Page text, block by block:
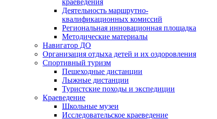
краеведения
Деятельность маршрутно-
квалификационных комиссий
Региональная инновационная площадка
Методические материалы
Навигатор ДО
Организация отдыха детей и их оздоровления
Спортивный туризм
Пешеходные дистанции
Лыжные дистанции
Туристские походы и экспедиции
Краеведение
Школьные музеи
Исследовательское краеведение